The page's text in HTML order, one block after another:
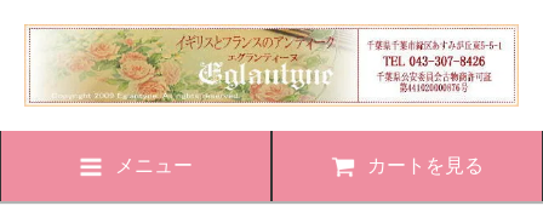
メニュー カートを見る